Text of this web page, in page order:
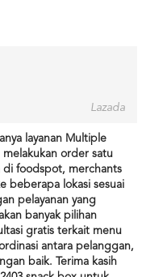
Lazada
layanan Multiple
order satu
di foodspot, merchants
beberapa lokasi sesuai
pelayanan yang
banyak pilihan
gratis terkait menu
antara pelanggan,
baik. Terima kasih